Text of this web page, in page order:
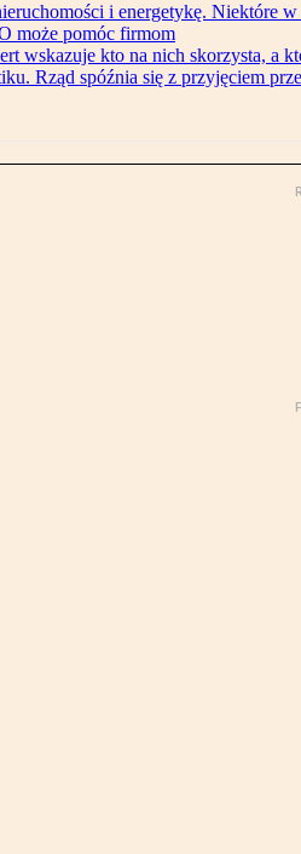
i energetykę. Niektóre w
może pomóc firmom
wskazuje kto na nich skorzysta, a
Rząd spóźnia się z przyjęciem